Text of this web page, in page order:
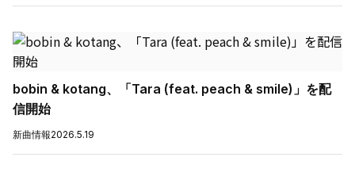
bobin & kotang、「Tara (feat. peach & smile)」を配
信開始
新曲情報2026.5.19